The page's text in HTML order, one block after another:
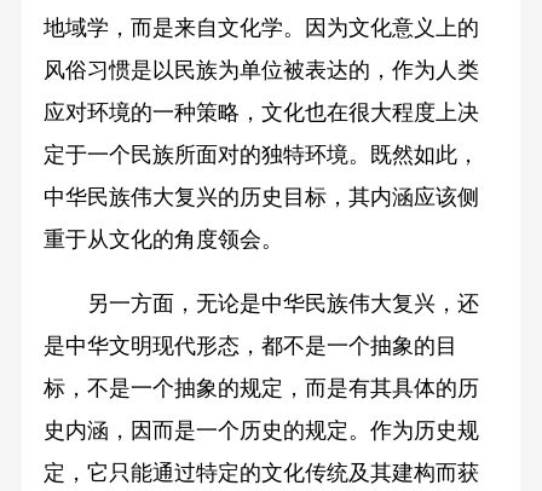
地域学，而是来自文化学。因为文化意义上的
风俗习惯是以民族为单位被表达的，作为人类
应对环境的一种策略，文化也在很大程度上决
定于一个民族所面对的独特环境。既然如此，
中华民族伟大复兴的历史目标，其内涵应该侧
重于从文化的角度领会。
另一方面，无论是中华民族伟大复兴，还
是中华文明现代形态，都不是一个抽象的目
标，不是一个抽象的规定，而是有其具体的历
史内涵，因而是一个历史的规定。作为历史规
定，它只能通过特定的文化传统及其建构而获